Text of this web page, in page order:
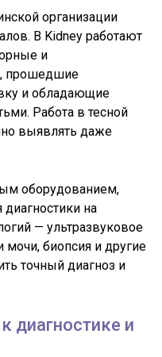
организации
В Kidney работают
и
прошедшие
и обладающие
Работа в тесной
выявлять даже
оборудованием,
на
— ультразвуковое
мочи, биопсия и другие
точный диагноз и
диагностике и